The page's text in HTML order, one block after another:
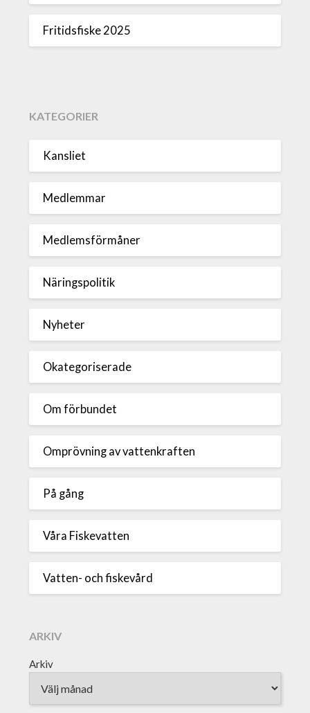
Fritidsfiske 2025
KATEGORIER
Kansliet
Medlemmar
Medlemsförmåner
Näringspolitik
Nyheter
Okategoriserade
Om förbundet
Omprövning av vattenkraften
På gång
Våra Fiskevatten
Vatten- och fiskevård
ARKIV
Arkiv